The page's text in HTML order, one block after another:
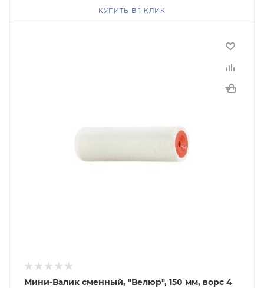
КУПИТЬ В 1 КЛИК
Мини-Валик сменный, "Велюр", 150 мм, ворс 4